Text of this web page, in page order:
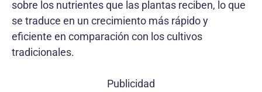
sobre los nutrientes que las plantas reciben, lo que
se traduce en un crecimiento más rápido y
eficiente en comparación con los cultivos
tradicionales.
Publicidad